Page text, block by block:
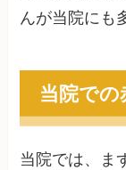
んが当院にも
当院で
当院では、ま